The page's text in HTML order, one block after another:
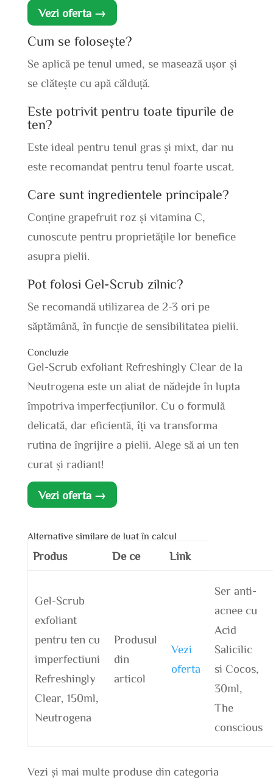
Vezi oferta →
Cum se folosește?
Se aplică pe tenul umed, se masează ușor și
se clătește cu apă călduță.
Este potrivit pentru toate tipurile de
ten?
Este ideal pentru tenul gras și mixt, dar nu
este recomandat pentru tenul foarte uscat.
Care sunt ingredientele principale?
Conține grapefruit roz și vitamina C,
cunoscute pentru proprietățile lor benefice
asupra pielii.
Pot folosi Gel-Scrub zilnic?
Se recomandă utilizarea de 2-3 ori pe
săptămână, în funcție de sensibilitatea pielii.
Concluzie
Gel-Scrub exfoliant Refreshingly Clear de la
Neutrogena este un aliat de nădejde în lupta
împotriva imperfecțiunilor. Cu o formulă
delicată, dar eficientă, îți va transforma
rutina de îngrijire a pielii. Alege să ai un ten
curat și radiant!
Vezi oferta →
Alternative similare de luat în calcul
Produs De ce Link
Gel-Scrub
exfoliant
pentru ten cu
imperfectiuni
Refreshingly
Clear, 150ml,
Neutrogena
Produsul
din
articol
Vezi
oferta
Ser anti-
acnee cu
Acid
Salicilic
si Cocos,
30ml,
The
conscious
Vezi și mai multe produse din categoria